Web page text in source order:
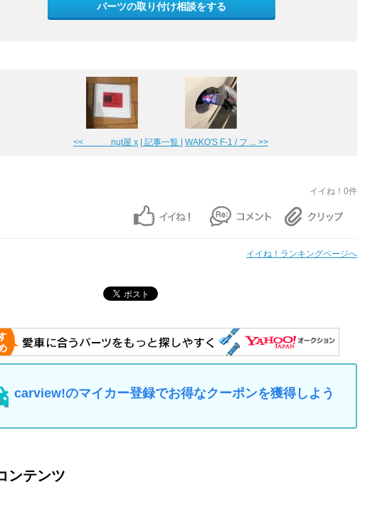
パーツの取り付け相談をする
<< nut屋 x | 記事一覧 | WAKO'S F-1 / フ ... >>
イイね！0件
イイね！ランキングページへ
carview!のマイカー登録でお得なクーポンを獲得しよう
ンテンツ